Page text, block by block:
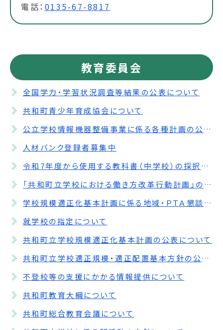
電話： 0135-67-8817
教育委員会
全国学力・学習状況調査等結果の公表について
共和町青少年育成協会について
公立学校情報機器整備事業に係る各種計画の公表について
人材バンク登録者募集中
令和7年度から使用する教科書（中学校）の採択協議結果について
「共和町立学校における働き方改革行動計画」の策定について
学校規模適正化基本計画に係る地域・ＰＴＡ懇談会の開催結果について
就学校の指定について
共和町立学校規模適正化基本計画の公表について
共和町立学校適正規模・適正配置基本方針の公表について
不登校等の支援にかかる情報提供について
共和町教育大綱について
共和町総合教育会議について